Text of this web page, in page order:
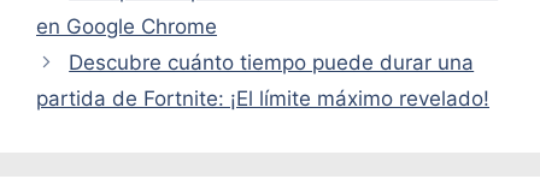
en Google Chrome
Descubre cuánto tiempo puede durar una
partida de Fortnite: ¡El límite máximo revelado!